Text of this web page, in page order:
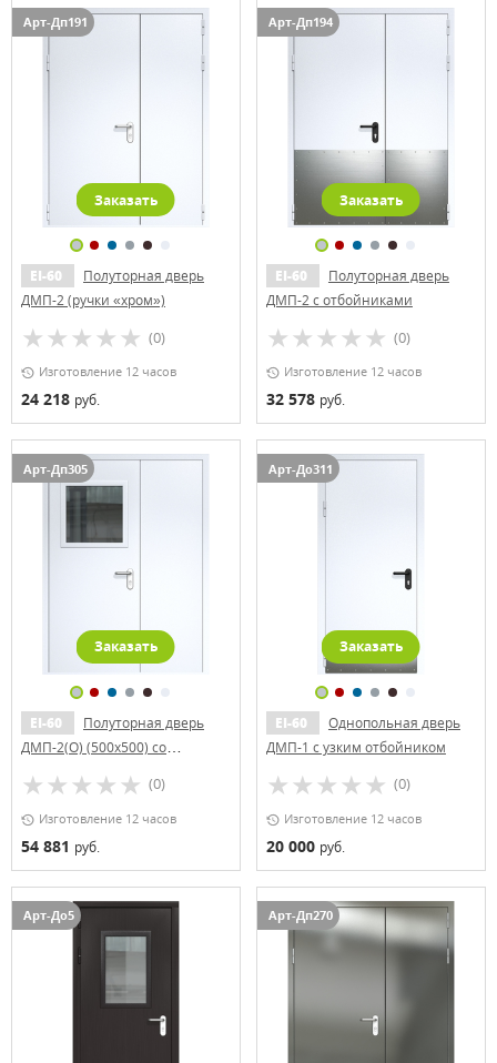
Арт-Дп191
Заказать
EI-60
Полуторная дверь
ДМП-2 (ручки «хром»)
(0)
Изготовление 12 часов
24 218 руб.
Арт-Дп194
Заказать
EI-60
Полуторная дверь
ДМП-2 с отбойниками
(0)
Изготовление 12 часов
32 578 руб.
Арт-Дп305
Заказать
EI-60
Полуторная дверь
ДМП-2(О) (500x500) со
«хром»)
(0)
Изготовление 12 часов
54 881 руб.
Арт-До311
Заказать
EI-60
Однопольная дверь
ДМП-1 с узким отбойником
(0)
Изготовление 12 часов
20 000 руб.
Арт-До5 Арт-Дп270